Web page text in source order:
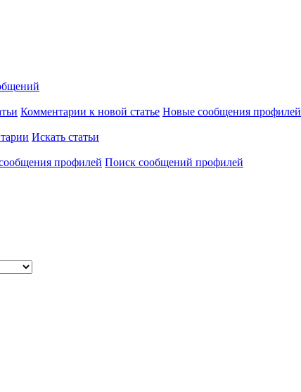
Комментарии к новой статье Новые сообщения профилей
Искать статьи
профилей Поиск сообщений профилей